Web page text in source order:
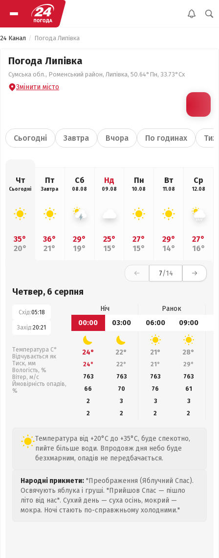
24 Канал Погода Липівка
Погода Липівка
Сумська обл., Роменський район, Липівка, 50.64°Пн, 33.73°Сх
Змінити місто
Сьогодні Завтра Вчора По годинах
Чт
Сьогодні
35°
20°
Пт
Завтра
36°
21°
Сб
08.08
29°
19°
Нд
09.08
25°
15°
Пн
10.08
27°
15°
Вт
11.08
29°
14°
Ср
12.08
27°
16°
7/14
Четвер, 6 серпня
Схід:05:18
Захід:20:21
Температура С°
Відчувається як
Тиск, мм
Вологість, %
Вітер, м/с
Ймовірність опадів,
%
Ніч
Ранок
00:00
03:00 06:00 09:00
24° 22° 21° 28°
24° 22° 21° 29°
763
763 763 763
66
70 76 61
2
3 3
3
2
2 2 2
Температура від +20°C до +35°C, буде спекотно,
пийте більше води. Впродовж дня небо буде
безхмарним, опадів не передбачається.
Народні прикмети: "Преображення (Яблучний Спас).
Освячують яблука і груші. "Прийшов Спас — пішло
літо від нас". Сухий день — суха осінь, мокрий —
мокра. Ночі стають по-справжньому холодними."